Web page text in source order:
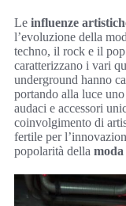
Le influenze
l’evoluzione della
techno, il rock e il
caratterizzano i vari
underground hanno
portando alla luce
audaci e accessori
coinvolgimento di
fertile per
popolarità della